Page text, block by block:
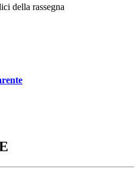
della rassegna